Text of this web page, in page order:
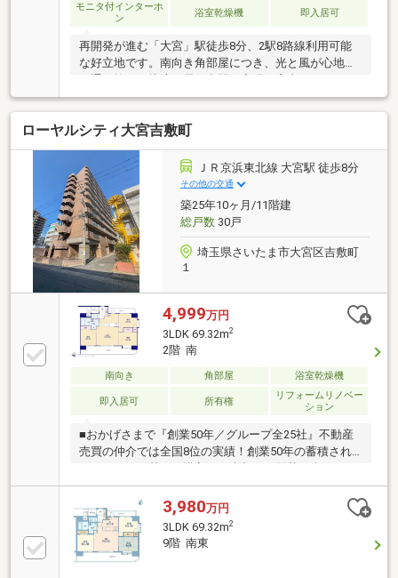
モニタ付インターホ
ン
浴室乾燥機 即入居可
再開発が進む「大宮」駅徒歩8分、2駅8路線利用可能
な好立地です。南向き角部屋につき、光と風が心地よ
キッチンや1400×1800サイズのゆとりある浴室など、
水回りも含め新規リノベーション済みで快適に生活を
スタートできます。オートロックや宅配ボックスなど
共用設備も充実し、安心で利便性の高い暮らしを提供
します。周辺は買物施設や飲食店が揃う暮らしやすい
環境です。ご内覧・詳細につきましては、ぜひお気軽
にお問い合わせください。
ローヤルシティ大宮吉敷町
ＪＲ京浜東北線 大宮駅 徒歩8分
その他の交通
築25年10ヶ月/11階建
総戸数30戸
埼玉県さいたま市大宮区吉敷町
１
4,999万円
3LDK 69.32m2
2階 南
南向き 角部屋 浴室乾燥機
即入居可 所有権
リフォームリノベー
ション
■おかげさまで『創業50年／グループ全25社』不動産
売買の仲介では全国8位の実績！創業50年の蓄積され
ポート■東宝ハウスNEXTアフターサポート専門のグル
ープ会社ライフパートナー（FP資格）が住まいの問題
点や暮らしの不安を解消！■東宝ハウスフィナンシャ
ル不動産仲介業初の住信SBIネット銀行支店金利と保
障が更に充実したオリジナル提携住宅ローンをお届
3,980万円
3LDK 69.32m2
9階 南東